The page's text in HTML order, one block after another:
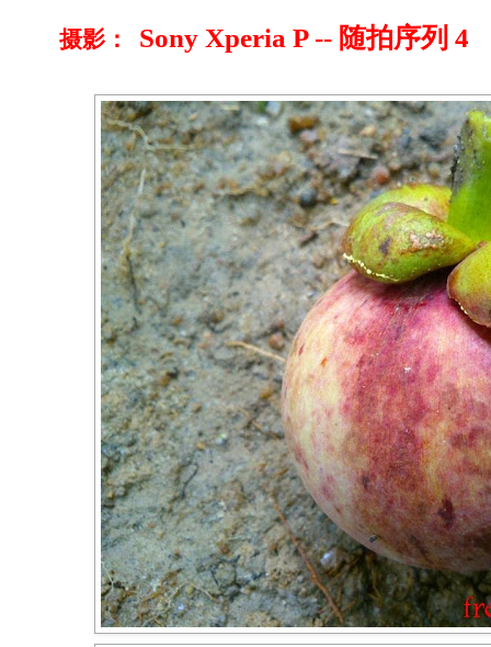
摄影： Sony Xperia P -- 随拍序列 4